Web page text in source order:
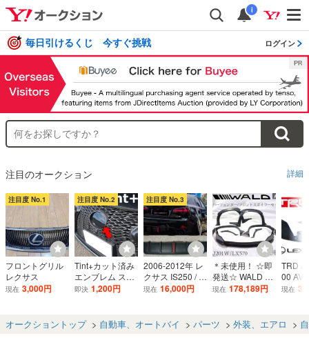
i
毎日引けるくじ 今すぐ挑戦 ログイン
注目のオークション 詳細
注目度 No.1
フロントグリル
レクサス
現在 3,000円
注目度 No.2
Tint+カット済み
エンブレム スモ
ークフィルム レ
ク5％前のみ)RX
300 RX350 RX4
即決 1,200円
注目度 No.3
2006-2012年 レ
クサス IS250 / IS
300 / IS350 用 ラ
ー ディフューザ
現在 16,000円
＊未使用！ ☆即
発送☆ WALD ヴ
ァルド URJ201
ーツライン フロ
ントスポイラー
現在 178,189円
TRD
00
5
1 ソニ
ム
現在
オークショントップ 自動車、オートバイ パーツ 外装、エアロ